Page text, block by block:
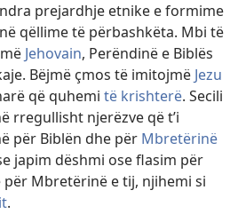
prejardhje etnike e formime
qëllime të përbashkëta. Mbi të
Jehovain, Perëndinë e Biblës
Bëjmë çmos të imitojmë Jezu
që quhemi të krishterë. Secili
rregullisht njerëzve që t’i
për Biblën dhe për Mbretërinë
japim dëshmi ose flasim për
për Mbretërinë e tij, njihemi si
.